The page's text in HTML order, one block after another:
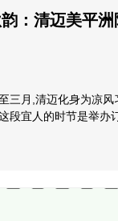
：清迈美平
三月,清迈化身为凉
段宜人的时节是举办